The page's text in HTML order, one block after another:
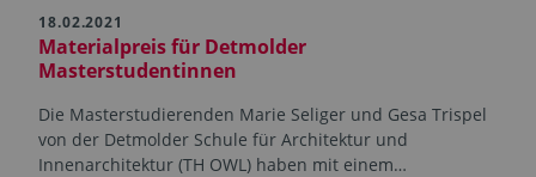
18.02.2021
Materialpreis für Detmolder
Masterstudentinnen
Die Masterstudierenden Marie Seliger und Gesa Trispel
von der Detmolder Schule für Architektur und
Innenarchitektur (TH OWL) haben mit einem…